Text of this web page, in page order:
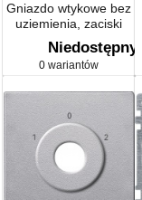
Gniazdo wtykowe bez
uziemienia, zaciski
śrubowe, system M
Niedostępny
0 wariantów